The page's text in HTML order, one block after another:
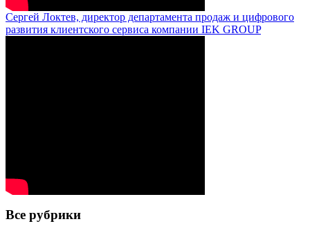
Сергей Локтев, директор департамента продаж и цифрового
развития клиентского сервиса компании IEK GROUP
Все рубрики